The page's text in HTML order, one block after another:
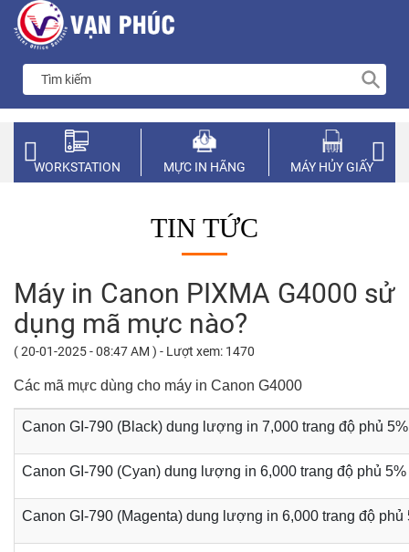
WORKSTATION MỰC IN HÃNG MÁY HỦY GIẤY
TIN TỨC
Máy in Canon PIXMA G4000 sử
dụng mã mực nào?
( 20-01-2025 - 08:47 AM ) - Lượt xem: 1470
Các mã mực dùng cho máy in Canon G4000
Canon GI-790 (Black) dung lượng in 7,000 trang độ phủ 5%
Canon GI-790 (Cyan) dung lượng in 6,000 trang độ phủ 5%
Canon GI-790 (Magenta) dung lượng in 6,000 trang độ phủ